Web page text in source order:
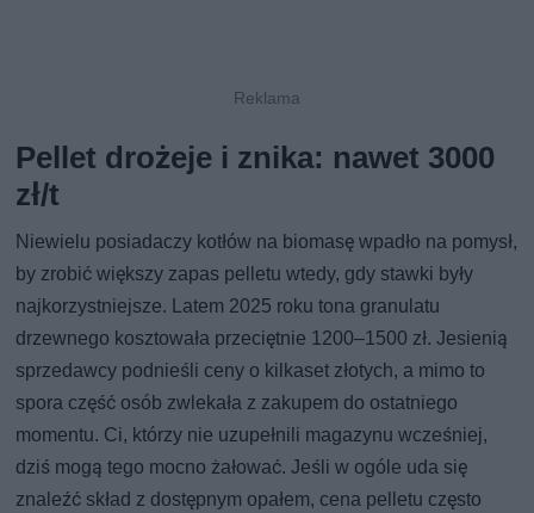
Pellet drożeje i znika: nawet 3000
zł/t
Niewielu posiadaczy kotłów na biomasę wpadło na pomysł,
by zrobić większy zapas pelletu wtedy, gdy stawki były
najkorzystniejsze. Latem 2025 roku tona granulatu
drzewnego kosztowała przeciętnie 1200–1500 zł. Jesienią
sprzedawcy podnieśli ceny o kilkaset złotych, a mimo to
spora część osób zwlekała z zakupem do ostatniego
momentu. Ci, którzy nie uzupełnili magazynu wcześniej,
dziś mogą tego mocno żałować. Jeśli w ogóle uda się
znaleźć skład z dostępnym opałem, cena pelletu często